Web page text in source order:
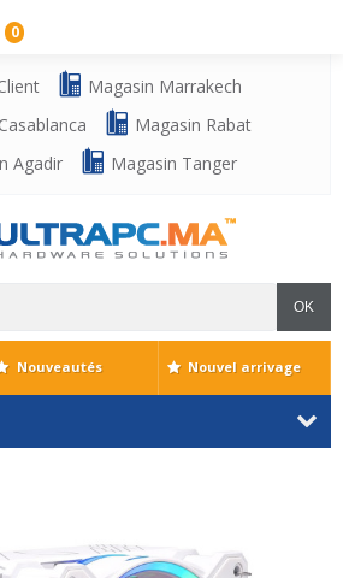
Magasin Marrakech
Magasin Rabat
Agadir
Magasin Tanger
OK
0
Nouveautés Nouvel arrivage